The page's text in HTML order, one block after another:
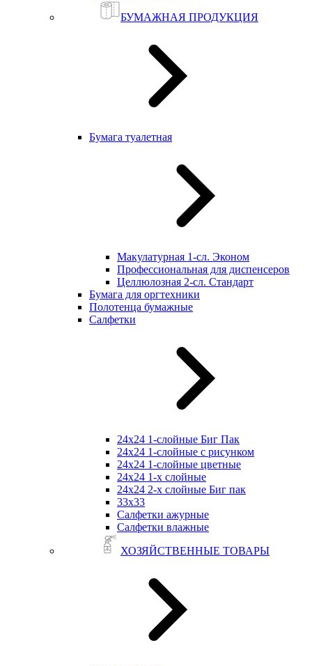
БУМАЖНАЯ ПРОДУКЦИЯ
Бумага туалетная
Макулатурная 1-сл. Эконом
Профессиональная для диспенсеров
Целлюлозная 2-сл. Стандарт
Бумага для оргтехники
Полотенца бумажные
Салфетки
24х24 1-слойные Биг Пак
24х24 1-слойные с рисунком
24х24 1-слойные цветные
24х24 1-х слойные
24х24 2-х слойные Биг пак
33х33
Салфетки ажурные
Салфетки влажные
ХОЗЯЙСТВЕННЫЕ ТОВАРЫ